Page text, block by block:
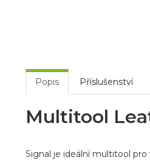
Popis Příslušenství
Multitool
Signal je ideální multitool